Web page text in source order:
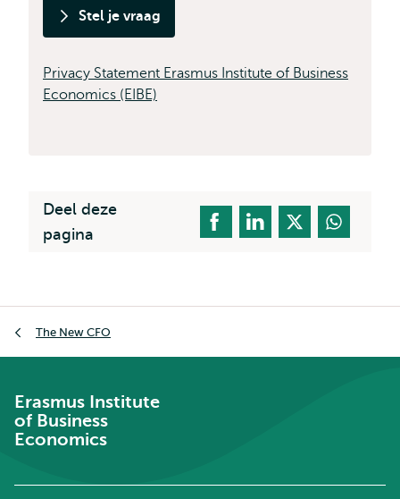
Stel je vraag
Privacy Statement Erasmus Institute of Business
Economics (EIBE)
Deel deze
pagina
The New CFO
Erasmus Institute
of Business
Economics